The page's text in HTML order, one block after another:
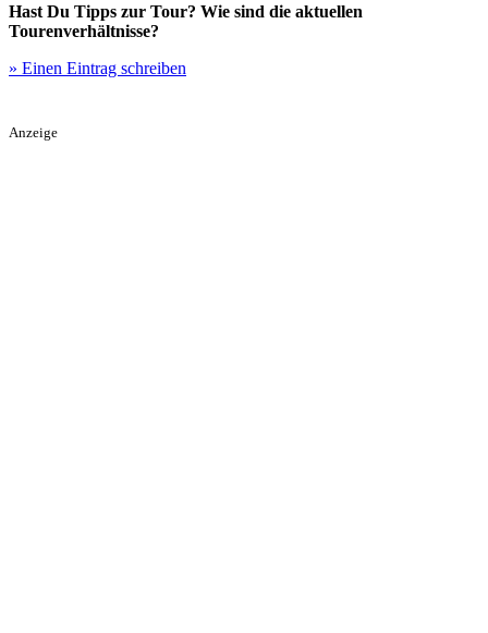
Hast Du Tipps zur Tour? Wie sind die aktuellen
Tourenverhältnisse?
» Einen Eintrag schreiben
Anzeige